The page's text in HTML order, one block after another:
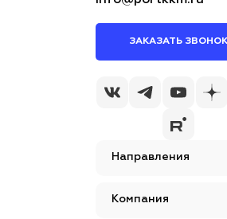
Направления
Компания
ЗАКАЗАТЬ ЗВОНОК